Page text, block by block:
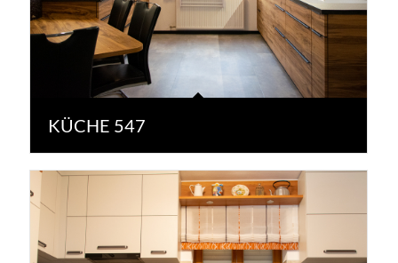
KÜCHE 547